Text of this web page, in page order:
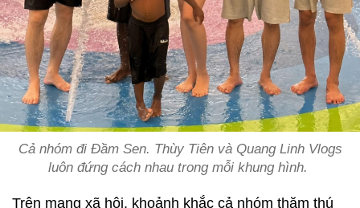
Cả nhóm đi Đầm Sen. Thùy Tiên và Quang Linh Vlogs
luôn đứng cách nhau trong mỗi khung hình.
Trên mạng xã hội, khoảnh khắc cả nhóm thăm thú